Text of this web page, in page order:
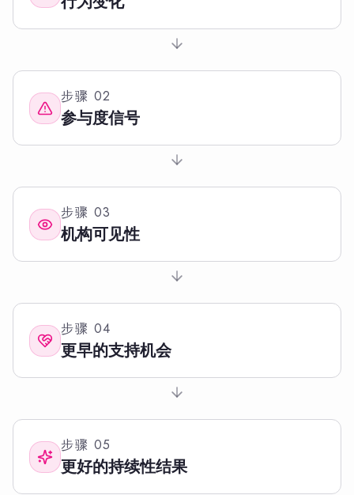
步骤 02
参与度信号
步骤 03
机构可见性
步骤 04
更早的支持机会
步骤 05
更好的持续性结果